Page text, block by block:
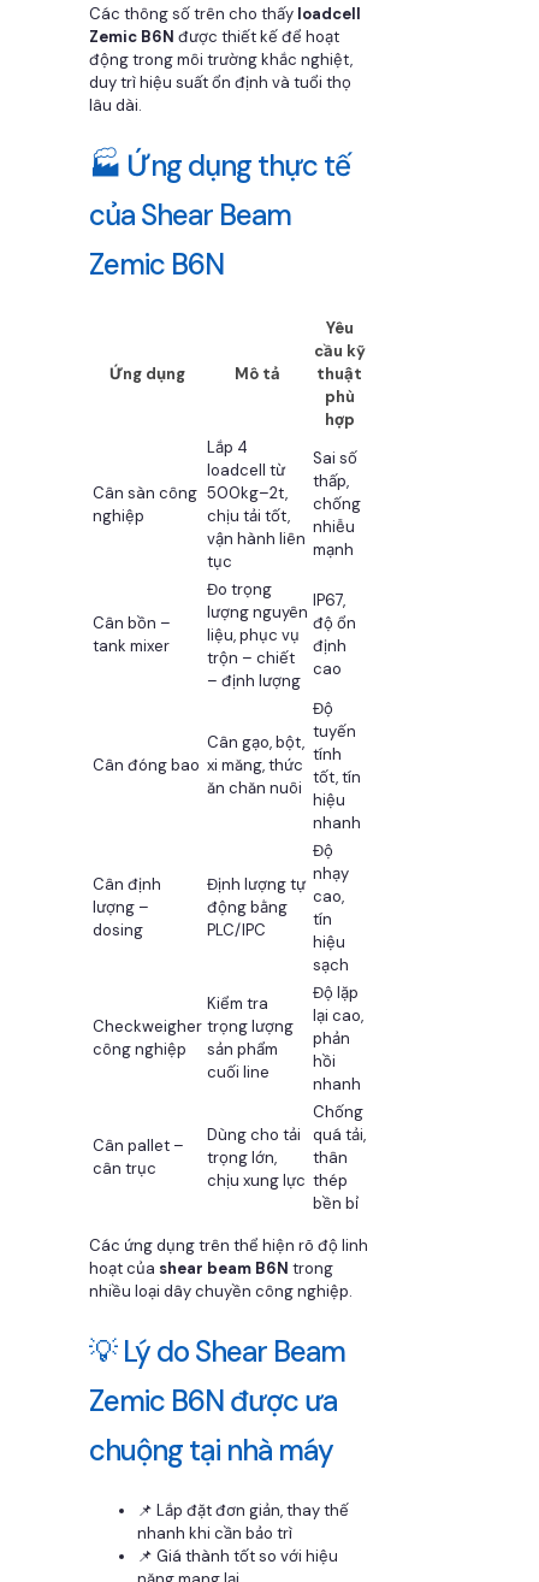
Các thông số trên cho thấy loadcell
Zemic B6N được thiết kế để hoạt
động trong môi trường khắc nghiệt,
duy trì hiệu suất ổn định và tuổi thọ
lâu dài.
🏭 Ứng dụng thực tế
của Shear Beam
Zemic B6N
Ứng dụng Mô tả
Yêu
cầu kỹ
thuật
phù
hợp
Cân sàn công
nghiệp
Lắp 4
loadcell từ
500kg–2t,
chịu tải tốt,
vận hành liên
tục
Sai số
thấp,
chống
nhiễu
mạnh
Cân bồn –
tank mixer
Đo trọng
lượng nguyên
liệu, phục vụ
trộn – chiết
– định lượng
IP67,
độ ổn
định
cao
Cân đóng bao
Cân gạo, bột,
xi măng, thức
ăn chăn nuôi
Độ
tuyến
tính
tốt, tín
hiệu
nhanh
Cân định
lượng –
dosing
Định lượng tự
động bằng
PLC/IPC
Độ
nhạy
cao,
tín
hiệu
sạch
Checkweigher
công nghiệp
Kiểm tra
trọng lượng
sản phẩm
cuối line
Độ lặp
lại cao,
phản
hồi
nhanh
Cân pallet –
cân trục
Dùng cho tải
trọng lớn,
chịu xung lực
Chống
quá tải,
thân
thép
bền bỉ
Các ứng dụng trên thể hiện rõ độ linh
hoạt của shear beam B6N trong
nhiều loại dây chuyền công nghiệp.
💡 Lý do Shear Beam
Zemic B6N được ưa
chuộng tại nhà máy
📌 Lắp đặt đơn giản, thay thế
nhanh khi cần bảo trì
📌 Giá thành tốt so với hiệu